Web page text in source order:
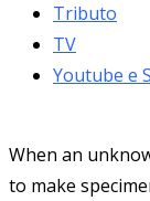
Tributo
TV
Youtube e
When an
to make